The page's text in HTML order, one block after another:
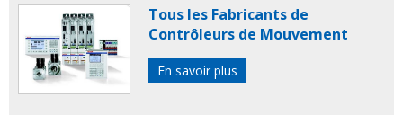
Tous les Fabricants de
Contrôleurs de Mouvement
En savoir plus